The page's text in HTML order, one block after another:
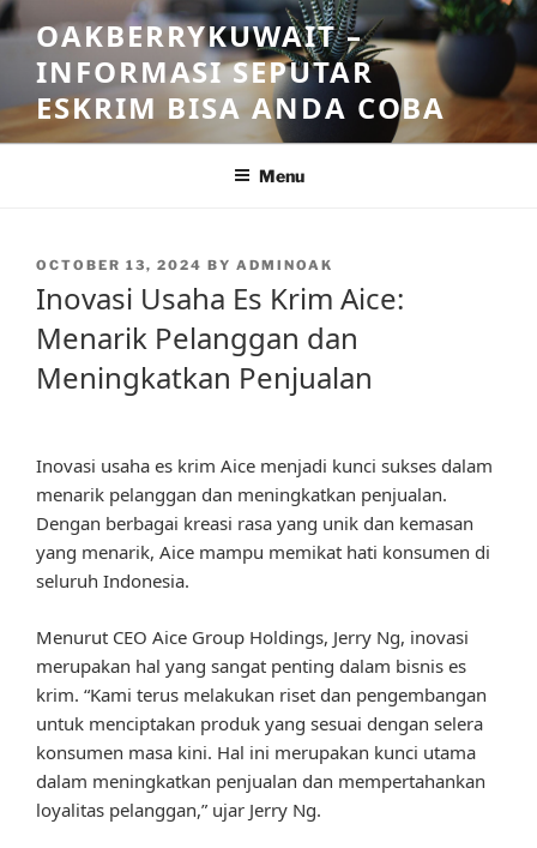
Skip
to
content
OAKBERRYKUWAIT –
INFORMASI SEPUTAR
ESKRIM BISA ANDA COBA
Menu
POSTED
OCTOBER 13, 2024 BY ADMINOAK
Inovasi Usaha Es Krim Aice:
Menarik Pelanggan dan
Meningkatkan Penjualan
Inovasi usaha es krim Aice menjadi kunci sukses dalam
menarik pelanggan dan meningkatkan penjualan.
Dengan berbagai kreasi rasa yang unik dan kemasan
yang menarik, Aice mampu memikat hati konsumen di
seluruh Indonesia.
Menurut CEO Aice Group Holdings, Jerry Ng, inovasi
merupakan hal yang sangat penting dalam bisnis es
krim. “Kami terus melakukan riset dan pengembangan
untuk menciptakan produk yang sesuai dengan selera
konsumen masa kini. Hal ini merupakan kunci utama
dalam meningkatkan penjualan dan mempertahankan
loyalitas pelanggan,” ujar Jerry Ng.